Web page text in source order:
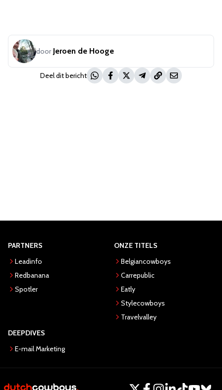
door Jeroen de Hooge
Deel dit bericht
PARTNERS
Leadinfo
Redbanana
Spotler
ONZE TITELS
Belgiancowboys
Carrepublic
Eatly
Stylecowboys
Travelvalley
DEEPDIVES
E-mail Marketing